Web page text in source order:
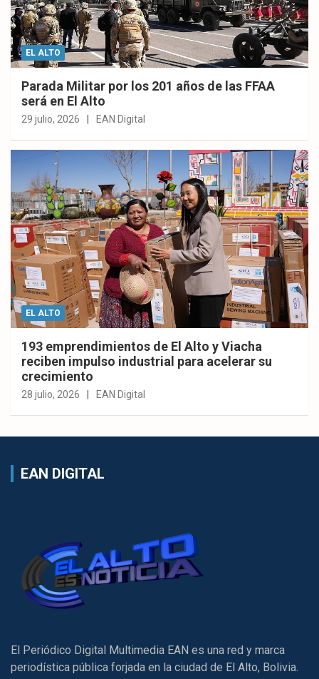
EL ALTO
Parada Militar por los 201 años de las FFAA
será en El Alto
29 julio, 2026 EAN Digital
EL ALTO
193 emprendimientos de El Alto y Viacha
reciben impulso industrial para acelerar su
crecimiento
28 julio, 2026 EAN Digital
EAN DIGITAL
El Periódico Digital Multimedia EAN es una red y marca
periodística pública forjada en la ciudad de El Alto, Bolivia.